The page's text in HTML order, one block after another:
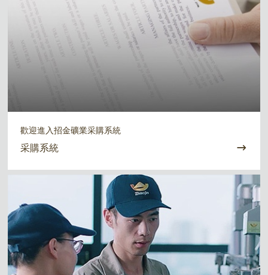
歡迎進入招金礦業采購系統
采購系統